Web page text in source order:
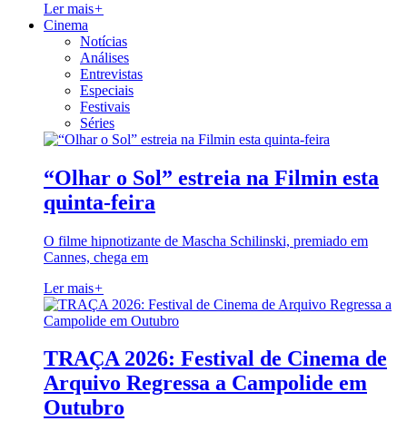
Ler mais+
Cinema
Notícias
Análises
Entrevistas
Especiais
Festivais
Séries
“Olhar o Sol” estreia na Filmin esta
quinta-feira
O filme hipnotizante de Mascha Schilinski, premiado em
Cannes, chega em
Ler mais+
TRAÇA 2026: Festival de Cinema de
Arquivo Regressa a Campolide em
Outubro